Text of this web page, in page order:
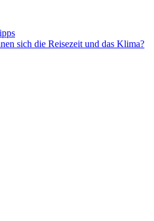
sich die Reisezeit und das Klima?